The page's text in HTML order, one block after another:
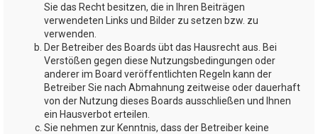
Sie das Recht besitzen, die in Ihren Beiträgen
verwendeten Links und Bilder zu setzen bzw. zu
verwenden.
Der Betreiber des Boards übt das Hausrecht aus. Bei
Verstößen gegen diese Nutzungsbedingungen oder
anderer im Board veröffentlichten Regeln kann der
Betreiber Sie nach Abmahnung zeitweise oder dauerhaft
von der Nutzung dieses Boards ausschließen und Ihnen
ein Hausverbot erteilen.
Sie nehmen zur Kenntnis, dass der Betreiber keine